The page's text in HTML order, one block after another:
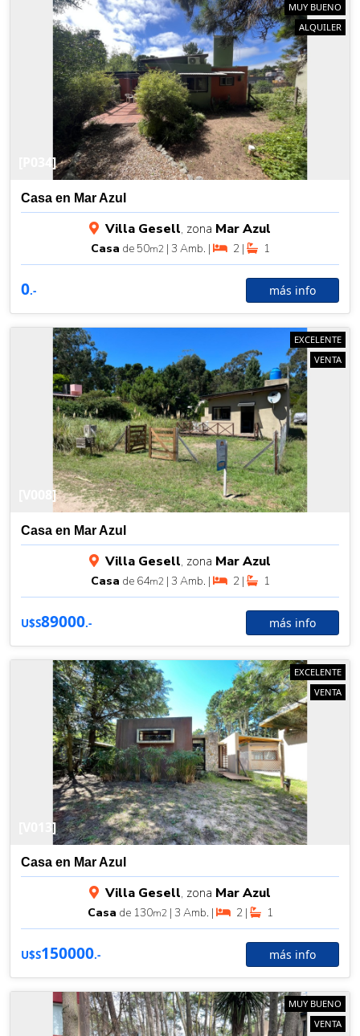
[P034]
MUY BUENO
ALQUILER
Casa en Mar Azul
Villa Gesell, zona Mar Azul
Casa de 50m2 | 3 Amb. | 2 | 1
0.- más info
[V008]
EXCELENTE
VENTA
Casa en Mar Azul
Villa Gesell, zona Mar Azul
Casa de 64m2 | 3 Amb. | 2 | 1
U$S89000.- más info
[V013]
EXCELENTE
VENTA
Casa en Mar Azul
Villa Gesell, zona Mar Azul
Casa de 130m2 | 3 Amb. | 2 | 1
U$S150000.- más info
MUY BUENO
VENTA